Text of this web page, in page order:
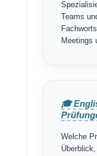
Teams
Meetings
🎓
Welche